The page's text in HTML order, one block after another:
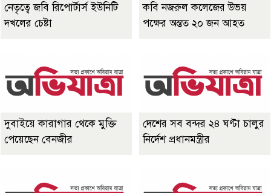
নেতৃত্বে জবি রিপোর্টার্স ইউনিটি
দখলের চেষ্টা
কবি নজরুল কলেজের উভয়
পক্ষের অন্তত ২০ জন আহত
দুবাইয়ে কারাগার থেকে মুক্তি
পেয়েছেন বেনজীর
দেশের সব বন্দর ২৪ ঘণ্টা চালুর
নির্দেশ প্রধানমন্ত্রীর